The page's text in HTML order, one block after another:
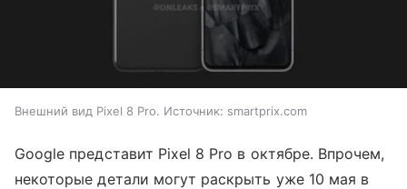
Внешний вид Pixel 8 Pro. Источник: smartprix.com
Google представит Pixel 8 Pro в октябре. Впрочем,
некоторые детали могут раскрыть уже 10 мая в